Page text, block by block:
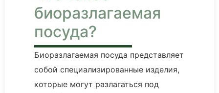
биоразлагаемая
посуда?
Биоразлагаемая посуда представляет
собой специализированные изделия,
которые могут разлагаться под